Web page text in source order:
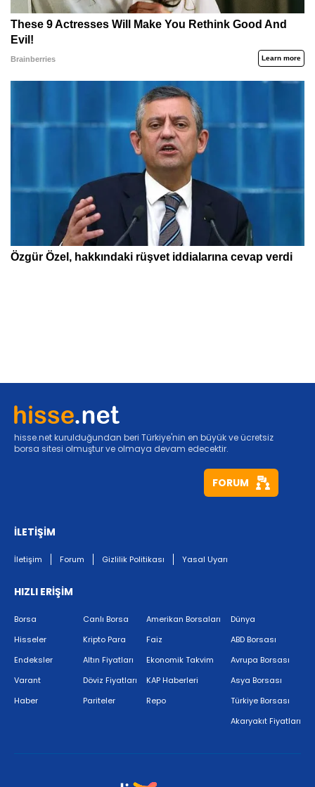
hisse.net kurulduğundan beri Türkiye'nin en büyük ve ücretsiz
borsa sitesi olmuştur ve olmaya devam edecektir.
FORUM
İLETİŞİM
İletişim Forum Gizlilik Politikası Yasal Uyarı
HIZLI ERİŞİM
Borsa
Hisseler
Endeksler
Varant
Haber
Canlı Borsa
Kripto Para
Altın Fiyatları
Döviz Fiyatları
Pariteler
Amerikan Borsaları
Faiz
Ekonomik Takvim
KAP Haberleri
Repo
Dünya
ABD Borsası
Avrupa Borsası
Asya Borsası
Türkiye Borsası
Akaryakıt Fiyatları